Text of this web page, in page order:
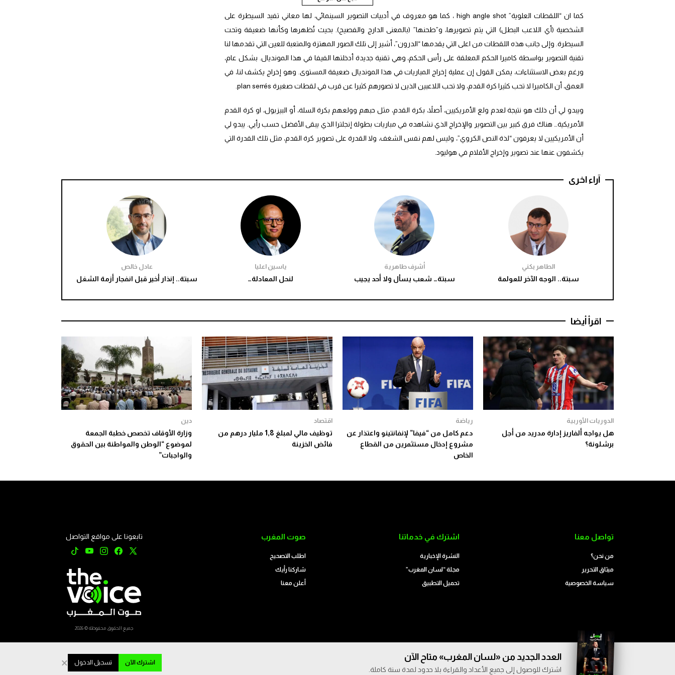
كما ان “اللقطات العلوية” high angle shot ، كما هو معروف في أدبيات التصوير السينمائي، لها معاني تفيد السيطرة على
الشخصية (أي اللاعب البطل) التي يتم تصويرها، و”طحنها” (بالمعنى الدارج والفصيح). بحيث تُظهرها وكأنها ضعيفة وتحت
السيطرة. وإلى جانب هذه اللقطات من اعلى التي يقدمها “الدرون”، أشير إلى تلك الصور المهتزة والمتعبة للعين التي تقدمها لنا
تقنية التصوير بواسطة كاميرا الحكم المعلقة على رأس الحكم، وهي تقنية جديدة أدخلتها الفيفا في هذا المونديال. بشكل عام،
ورغم بعض الاستثناءات، يمكن القول إن عملية إخراج المباريات في هذا المونديال ضعيفة المستوى. وهو إخراج يكشف لنا، في
العمق، أن الكاميرا لا تحب كثيرا كرة القدم، ولا تحب اللاعبين الذين لا تصورهم كثيرا عن قرب في لقطات صغيرة plan serrés.
ويبدو لي أن ذلك هو نتيجة لعدم ولع الأمريكيين، أصلاً، بكرة القدم، مثل حبهم وولعهم بكرة السلة، أو البيزبول، او كرة القدم
الأمريكية… هناك فرق كبير بين التصوير والإخراج الذي نشاهده في مباريات بطولة إنجلترا الذي يبقى الأفضل حسب رأيي. يبدو لي
أن الأمريكيين لا يعرفون “لذة النص الكروي”، وليس لهم نفس الشغف، ولا القدرة على تصوير كرة القدم، مثل تلك القدرة التي
يكشفون عنها عند تصوير وإخراج الأفلام في هوليود.
آراء اخرى
الطاهر بكني
سبتة.. الوجه الآخر للعولمة
أشرف طاهرية
سبتة… شعب يسأل ولا أحد يجيب
ياسين اعليا
لنحل المعادلة…
عادل خالص
سبتة.. إنذار أخير قبل انفجار أزمة الشغل
اقرأ أيضا
الدوريات الأوربية
هل يواجه ألفاريز إدارة مدريد من أجل
برشلونة؟
رياضة
دعم كامل من “فيفا” لإنفانتينو واعتذار عن
مشروع إدخال مستثمرين من القطاع
الخاص
اقتصاد
توظيف مالي لمبلغ 1,8 مليار درهم من
فائض الخزينة
دين
وزارة الأوقاف تخصص خطبة الجمعة
لموضوع “الوطن والمواطنة بين الحقوق
والواجبات”
العدد الجديد من «لسان المغرب» متاح الآن
اشترك للوصول إلى جميع الأعداد والقراءة بلا حدود لمدة سنة كاملة.
اشترك الآن تسجيل الدخول ×
تواصل معنا
من نحن؟
ميثاق التحرير
سياسة الخصوصية
اشترك في خدماتنا
النشرة الإخبارية
مجلة “لسان المغرب”
تحميل التطبيق
صوت المغرب
اطلب التصحيح
شاركنا رأيك
أعلن معنا
تابعونا على مواقع التواصل
جميع الحقوق محفوظة © 2026